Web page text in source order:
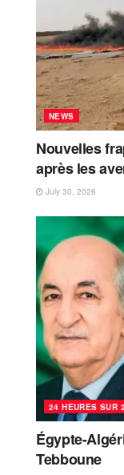
NEWS
Nouvelles
après les
July 30, 2026
24 HEURES SUR
Égypte-
Tebboune